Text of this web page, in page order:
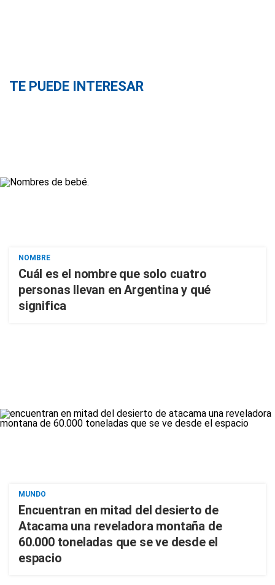
TE PUEDE INTERESAR
NOMBRE
Cuál es el nombre que solo cuatro
personas llevan en Argentina y qué
significa
MUNDO
Encuentran en mitad del desierto de
Atacama una reveladora montaña de
60.000 toneladas que se ve desde el
espacio